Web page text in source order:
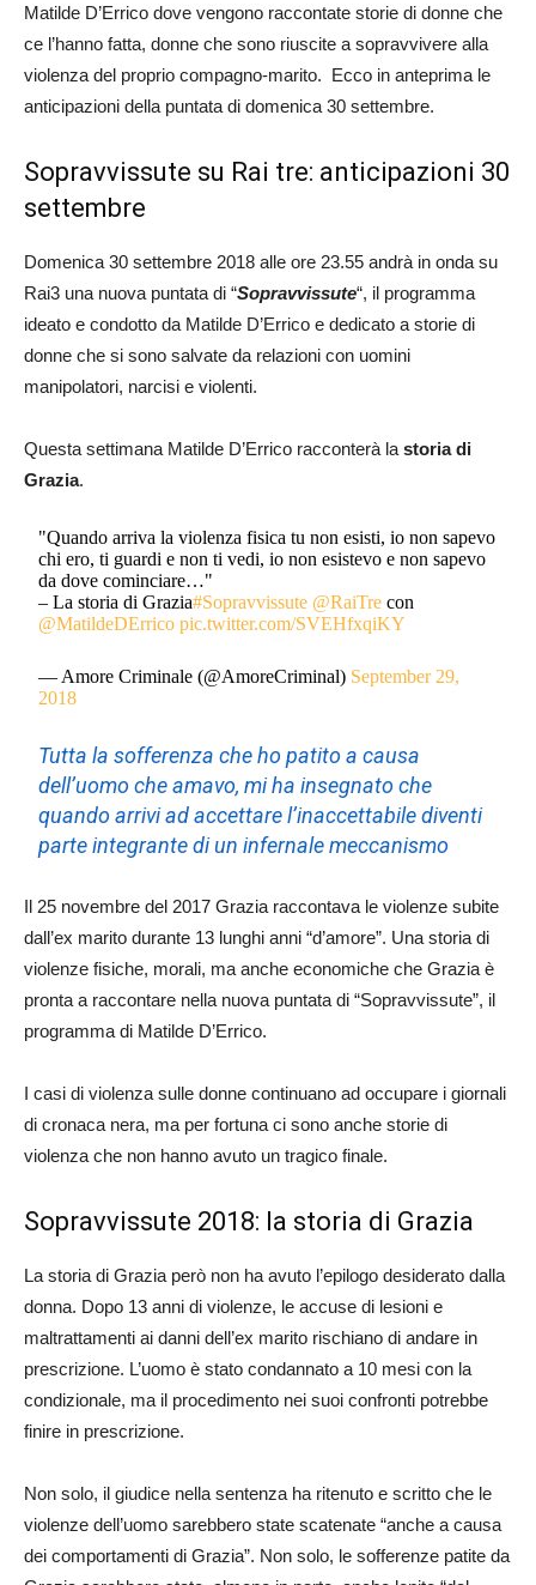
Matilde D’Errico dove vengono raccontate storie di donne che
ce l’hanno fatta, donne che sono riuscite a sopravvivere alla
violenza del proprio compagno-marito. Ecco in anteprima le
anticipazioni della puntata di domenica 30 settembre.
Sopravvissute su Rai tre: anticipazioni 30
settembre
Domenica 30 settembre 2018 alle ore 23.55 andrà in onda su
Rai3 una nuova puntata di “Sopravvissute“, il programma
ideato e condotto da Matilde D’Errico e dedicato a storie di
donne che si sono salvate da relazioni con uomini
manipolatori, narcisi e violenti.
Questa settimana Matilde D’Errico racconterà la storia di
Grazia.
"Quando arriva la violenza fisica tu non esisti, io non sapevo
chi ero, ti guardi e non ti vedi, io non esistevo e non sapevo
da dove cominciare…"
– La storia di Grazia#Sopravvissute @RaiTre con
@MatildeDErrico pic.twitter.com/SVEHfxqiKY
— Amore Criminale (@AmoreCriminal) September 29,
2018
Tutta la sofferenza che ho patito a causa
dell’uomo che amavo, mi ha insegnato che
quando arrivi ad accettare l’inaccettabile diventi
parte integrante di un infernale meccanismo
Il 25 novembre del 2017 Grazia raccontava le violenze subite
dall’ex marito durante 13 lunghi anni “d’amore”. Una storia di
violenze fisiche, morali, ma anche economiche che Grazia è
pronta a raccontare nella nuova puntata di “Sopravvissute”, il
programma di Matilde D’Errico.
I casi di violenza sulle donne continuano ad occupare i giornali
di cronaca nera, ma per fortuna ci sono anche storie di
violenza che non hanno avuto un tragico finale.
Sopravvissute 2018: la storia di Grazia
La storia di Grazia però non ha avuto l’epilogo desiderato dalla
donna. Dopo 13 anni di violenze, le accuse di lesioni e
maltrattamenti ai danni dell’ex marito rischiano di andare in
prescrizione. L’uomo è stato condannato a 10 mesi con la
condizionale, ma il procedimento nei suoi confronti potrebbe
finire in prescrizione.
Non solo, il giudice nella sentenza ha ritenuto e scritto che le
violenze dell’uomo sarebbero state scatenate “anche a causa
dei comportamenti di Grazia”. Non solo, le sofferenze patite da